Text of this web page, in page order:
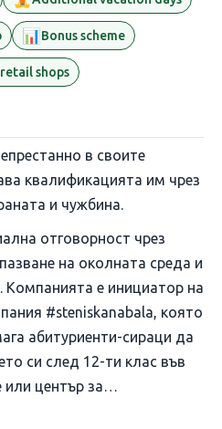
📊Bonus scheme
shops
в своите
квалификацията им чрез
и чужбина.
отговорност чрез
на околната среда и
Компанията е инициатор на
#steniskanabala, която
абитуриенти-сираци да
си след 12-ти клас във
или център за